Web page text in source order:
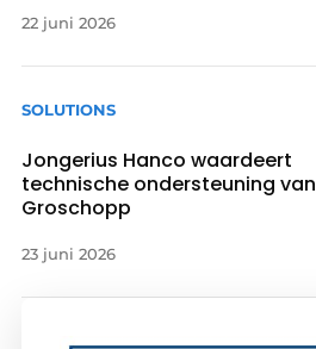
22 juni 2026
SOLUTIONS
Jongerius Hanco waardeert
technische ondersteuning van
Groschopp
23 juni 2026